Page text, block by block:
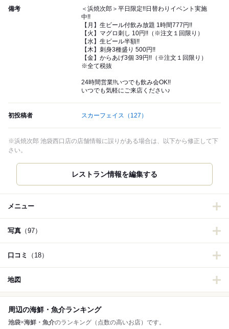
備考
＜浜焼次郎＞平日限定!!日替わりイベント実施
中!!
【月】生ビール付飲み放題 1時間777円!!
【火】マグロ刺し 10円!!（※注文１回限り）
【水】生ビール半額!!
【木】刺身3種盛り 500円!!
【金】からあげ3個 39円!!（※注文１回限り）
※全て税抜
24時間営業!!いつでも飲み会OK!!
いつでも気軽にご来店ください♪
初投稿者 スカーフェイス （127）
※浜焼次郎 池袋西口店の店舗情報に誤りがある場合は、以下から修正して下
さい。
レストラン情報を編集する
メニュー
写真 （97）
口コミ （18）
地図
周辺の海鮮・魚介ランキング
池袋×海鮮・魚介のランキング（点数の高いお店）です。